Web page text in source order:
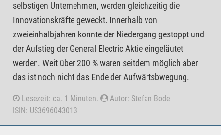
selbstigen Unternehmen, werden gleichzeitig die
Innovationskräfte geweckt. Innerhalb von
zweieinhalbjahren konnte der Niedergang gestoppt und
der Aufstieg der General Electric Aktie eingeläutet
werden. Weit über 200 % waren seitdem möglich aber
das ist noch nicht das Ende der Aufwärtsbwegung.
Lesezeit: ca. 1 Minuten.
Autor: Stefan Bode
ISIN: US3696043013